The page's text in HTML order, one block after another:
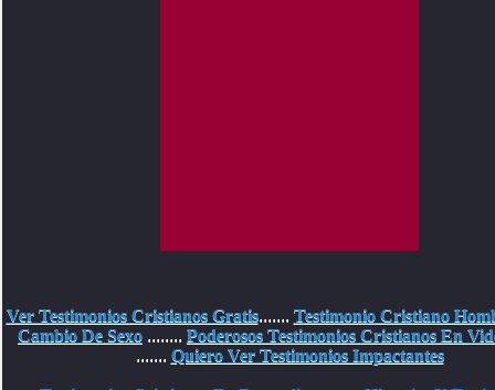
Ver Testimonios Cristianos Gratis....... Testimonio Cristiano
Cambio De Sexo ........ Poderosos Testimonios Cristianos En
....... Quiero Ver Testimonios Impactantes